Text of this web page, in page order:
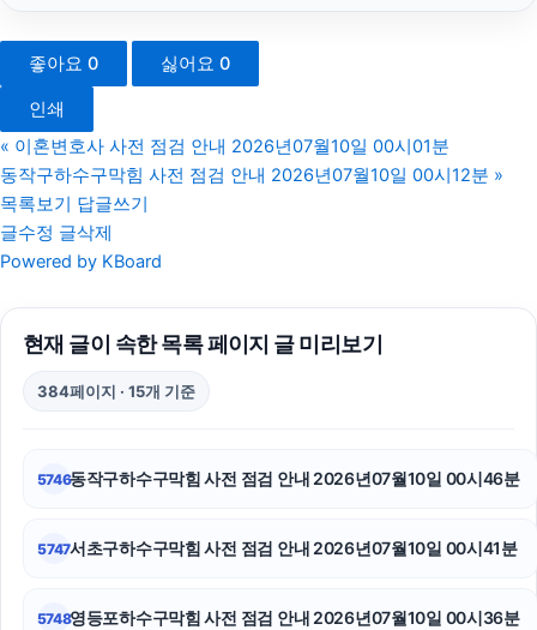
축구반티
강동구하수구막힘
수원형사전문변호사
인천탐정사무소
폰테크
좋아요 0 싫어요 0
인쇄
« 이혼변호사 사전 점검 안내 2026년07월10일 00시01분
동작구하수구막힘 사전 점검 안내 2026년07월10일 00시12분 »
목록보기
답글쓰기
글수정 글삭제
Powered by KBoard
현재 글이 속한 목록 페이지 글 미리보기
384페이지 · 15개 기준
5746동작구하수구막힘 사전 점검 안내 2026년07월10일 00시46분
5747서초구하수구막힘 사전 점검 안내 2026년07월10일 00시41분
5748영등포하수구막힘 사전 점검 안내 2026년07월10일 00시36분